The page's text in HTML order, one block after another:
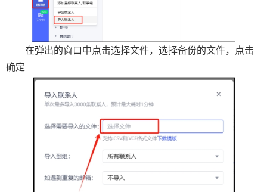
在弹出的窗口中点击选择文件，选择备份的文件，点击
确定